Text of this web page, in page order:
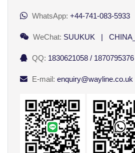
WhatsApp: +44-741-083-5933
WeChat: SUUKUK |
QQ: 1830621058 /
E-mail: enquiry@wayline.co.uk